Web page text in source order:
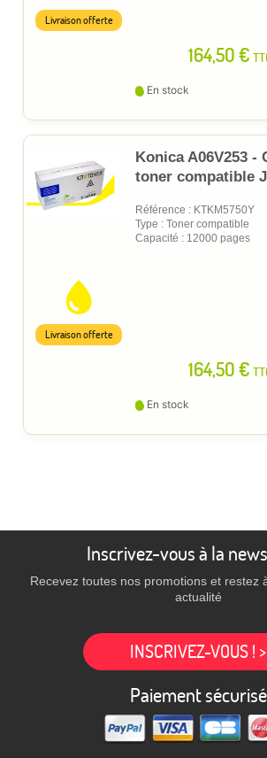
164,50 €
Livraison offerte
En stock
Konica A06V253 -
toner compatible
Référence : KTKM5750Y
Type : Toner compatible
Capacité : 12000 pages
164,50 €
Livraison offerte
En stock
Inscrivez-vous à la
Recevez toutes nos promotions et restez
actualité
INSCRIVEZ-VOUS ! >
Paiement sécurisé